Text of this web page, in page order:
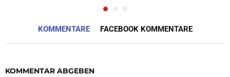
KOMMENTARE FACEBOOK KOMMENTARE
KOMMENTAR ABGEBEN